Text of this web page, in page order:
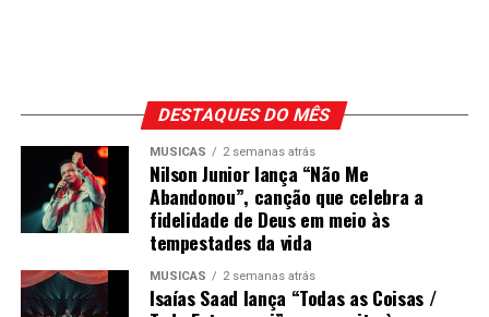
DESTAQUES DO MÊS
MÚSICAS 2 semanas atrás
Nilson Junior lança “Não Me
Abandonou”, canção que celebra a
fidelidade de Deus em meio às
tempestades da vida
MÚSICAS 2 semanas atrás
Isaías Saad lança “Todas as Coisas /